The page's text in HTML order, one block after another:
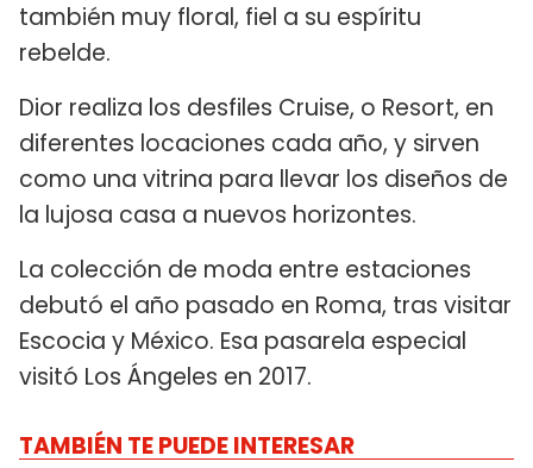
también muy floral, fiel a su espíritu
rebelde.
Dior realiza los desfiles Cruise, o Resort, en
diferentes locaciones cada año, y sirven
como una vitrina para llevar los diseños de
la lujosa casa a nuevos horizontes.
La colección de moda entre estaciones
debutó el año pasado en Roma, tras visitar
Escocia y México. Esa pasarela especial
visitó Los Ángeles en 2017.
TAMBIÉN TE PUEDE INTERESAR